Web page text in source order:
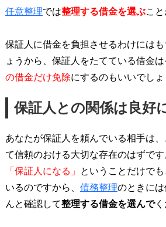
任意整理では整理する借金を選ぶこと
保証人に借金を負担させるわけには
ょうから、保証人をたてている借金は
の借金だけ免除にするのもいいでしょ
保証人との関係は良好
あなたが保証人を頼んでいる相手は
て信頼のおける大切な存在のはずです
「保証人になる」
ということだけで
いるのですから、 債務整理のときに
んと確認して整理する借金を選んでく